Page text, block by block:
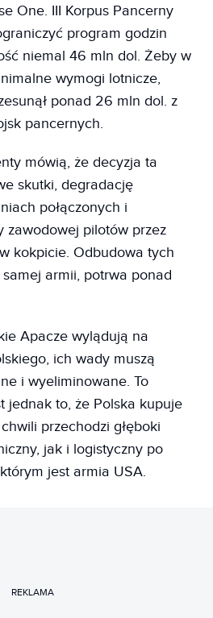
One. III Korpus Pancerny
program godzin
niemal 46 mln dol. Żeby w
wymogi lotnicze,
ponad 26 mln dol. z
pancernych.
mówią, że decyzja ta
skutki, degradację
połączonych i
zawodowej pilotów przez
kokpicie. Odbudowa tych
armii, potrwa ponad
Apacze wylądują na
ich wady muszą
i wyeliminowane. To
jednak to, że Polska kupuje
przechodzi głęboki
jak i logistyczny po
jest armia USA.
REKLAMA